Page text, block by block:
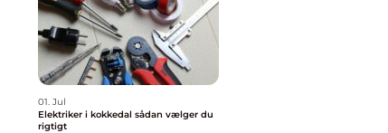
01. Jul
Elektriker i kokkedal sådan vælger du
rigtigt